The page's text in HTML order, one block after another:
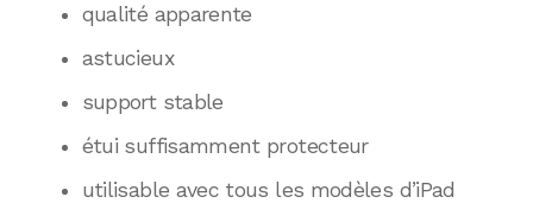
qualité apparente
astucieux
support stable
étui suffisamment protecteur
utilisable avec tous les modèles d’iPad